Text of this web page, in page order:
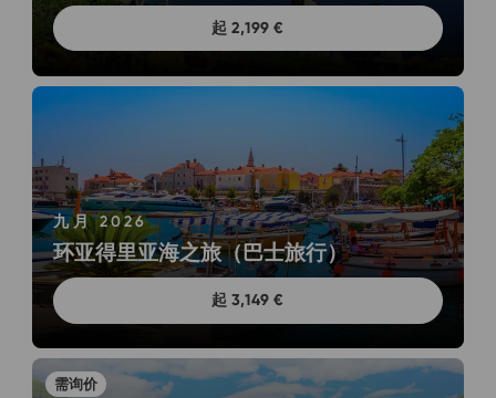
起 2,199 €
九月 2026
环亚得里亚海之旅（巴士旅行）
起 3,149 €